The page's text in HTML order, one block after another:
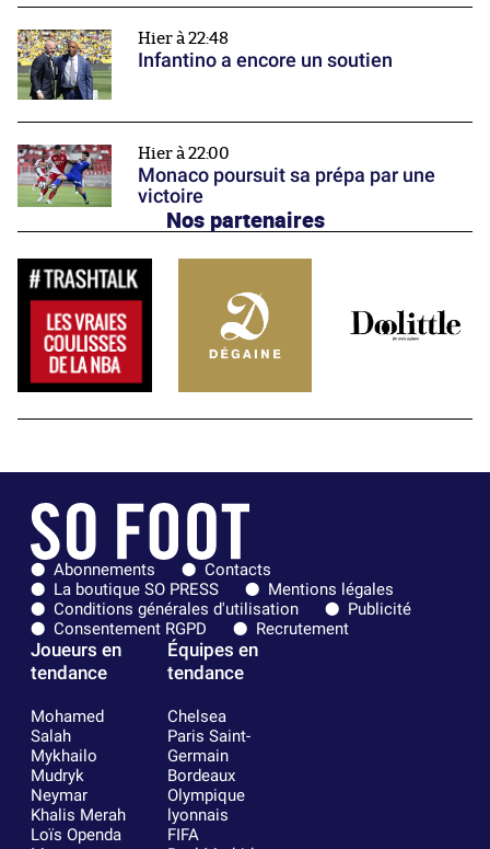
Hier à 22:48
Infantino a encore un soutien
Hier à 22:00
Monaco poursuit sa prépa par une
victoire
Nos partenaires
Abonnements
Contacts
La boutique SO PRESS
Mentions légales
Conditions générales d'utilisation
Publicité
Consentement RGPD
Recrutement
Joueurs en
tendance
Mohamed
Salah
Mykhailo
Mudryk
Neymar
Khalis Merah
Loïs Openda
Équipes en
tendance
Chelsea
Paris Saint-
Germain
Bordeaux
Olympique
lyonnais
FIFA